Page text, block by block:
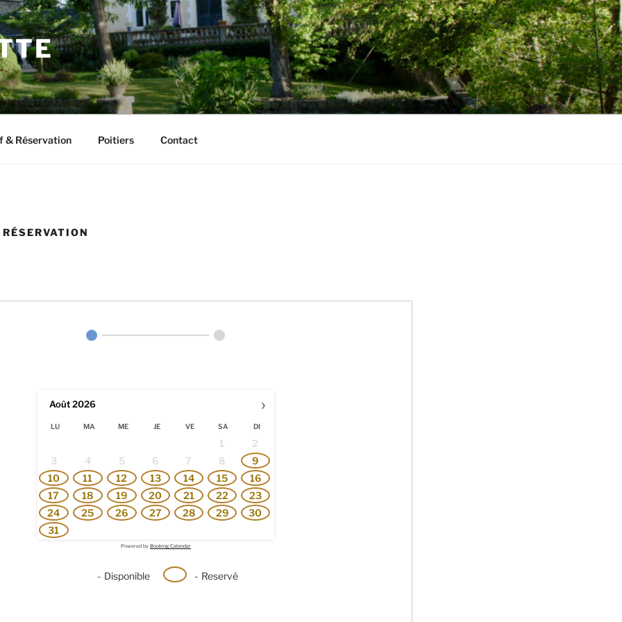
& Réservation Poitiers Contact
›
Août 2026
LU MA ME JE VE SA DI
1
2
3
4 5 6 7 8
9
10
11 12 13 14 15
16
17
18 19 20 21 22
23
24
25 26 27 28 29
30
31
Powered by Booking Calendar
- Disponible - Reservé